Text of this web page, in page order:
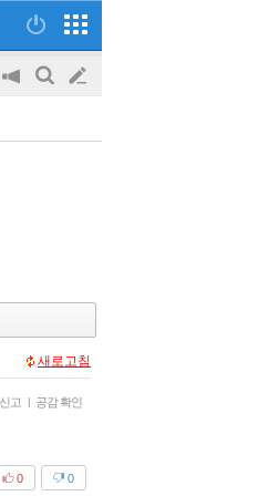
공
on/off
검
글
쓰
새로고침
신고 | 공감 확인
0
0